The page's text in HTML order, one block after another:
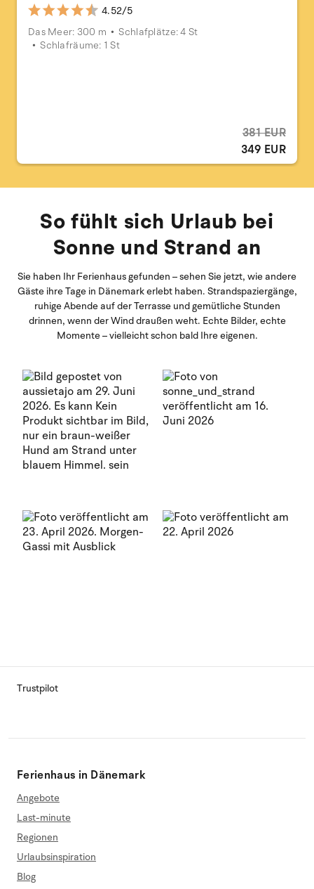
4.52/5
Das Meer: 300 m
Schlafplätze: 4 St
Schlafräume: 1 St
381 EUR
349 EUR
So fühlt sich Urlaub bei
Sonne und Strand an
Sie haben Ihr Ferienhaus gefunden – sehen Sie jetzt, wie andere
Gäste ihre Tage in Dänemark erlebt haben. Strandspaziergänge,
ruhige Abende auf der Terrasse und gemütliche Stunden
drinnen, wenn der Wind draußen weht. Echte Bilder, echte
Momente – vielleicht schon bald Ihre eigenen.
Trustpilot
Ferienhaus in Dänemark
Angebote
Last-minute
Regionen
Urlaubsinspiration
Blog